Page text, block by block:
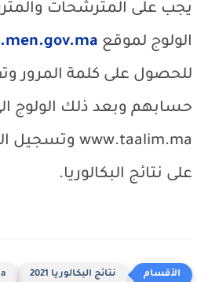
يجب على المترشحات
الولوج لموقع
للحصول على كلمة المرور
حسابهم وبعد ذلك الولوج
www.taalim.ma وتسجيل
على نتائج البكالوريا.
نتائج البكالوريا 2021